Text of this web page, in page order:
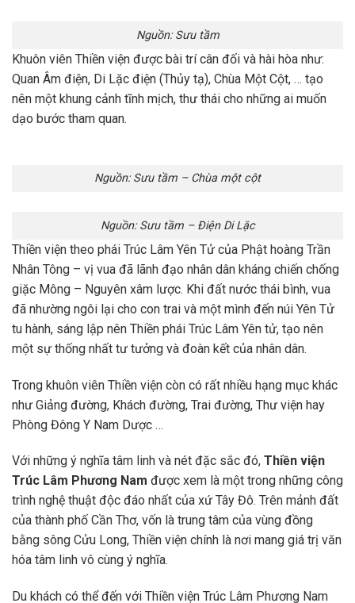
Nguồn: Sưu tầm
Khuôn viên Thiền viện được bài trí cân đối và hài hòa như:
Quan Âm điện, Di Lặc điện (Thủy tạ), Chùa Một Cột, … tạo
nên một khung cảnh tĩnh mịch, thư thái cho những ai muốn
dạo bước tham quan.
Nguồn: Sưu tầm – Chùa một cột
Nguồn: Sưu tầm – Điện Di Lặc
Thiền viện theo phái Trúc Lâm Yên Tử của Phật hoàng Trần
Nhân Tông – vị vua đã lãnh đạo nhân dân kháng chiến chống
giặc Mông – Nguyên xâm lược. Khi đất nước thái bình, vua
đã nhường ngôi lại cho con trai và một mình đến núi Yên Tử
tu hành, sáng lập nên Thiền phái Trúc Lâm Yên tử, tạo nên
một sự thống nhất tư tưởng và đoàn kết của nhân dân.
Trong khuôn viên Thiền viện còn có rất nhiều hạng mục khác
như Giảng đường, Khách đường, Trai đường, Thư viện hay
Phòng Đông Y Nam Dược …
Với những ý nghĩa tâm linh và nét đặc sắc đó, Thiền viện
Trúc Lâm Phương Nam được xem là một trong những công
trình nghệ thuật độc đáo nhất của xứ Tây Đô. Trên mảnh đất
của thành phố Cần Thơ, vốn là trung tâm của vùng đồng
bằng sông Cửu Long, Thiền viện chính là nơi mang giá trị văn
hóa tâm linh vô cùng ý nghĩa.
Du khách có thể đến với Thiền viện Trúc Lâm Phương Nam